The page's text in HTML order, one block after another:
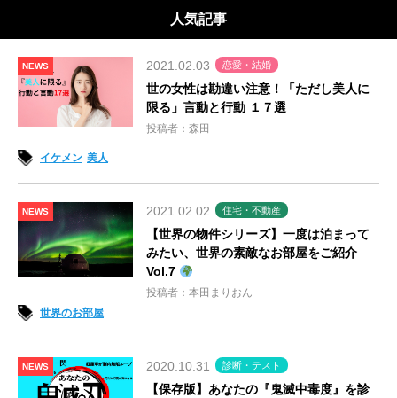
人気記事
NEWS 2021.02.03 恋愛・結婚
世の女性は勘違い注意！「ただし美人に
限る」言動と行動 １７選
投稿者：森田
イケメン 美人
NEWS 2021.02.02 住宅・不動産
【世界の物件シリーズ】一度は泊まって
みたい、世界の素敵なお部屋をご紹介
Vol.7
投稿者：本田まりおん
世界のお部屋
NEWS 2020.10.31 診断・テスト
【保存版】あなたの『鬼滅中毒度』を診